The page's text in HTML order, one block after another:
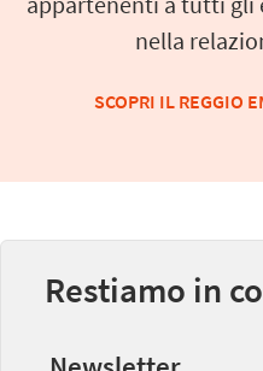
nella
SCOPRI IL REGGIO
Restiamo in